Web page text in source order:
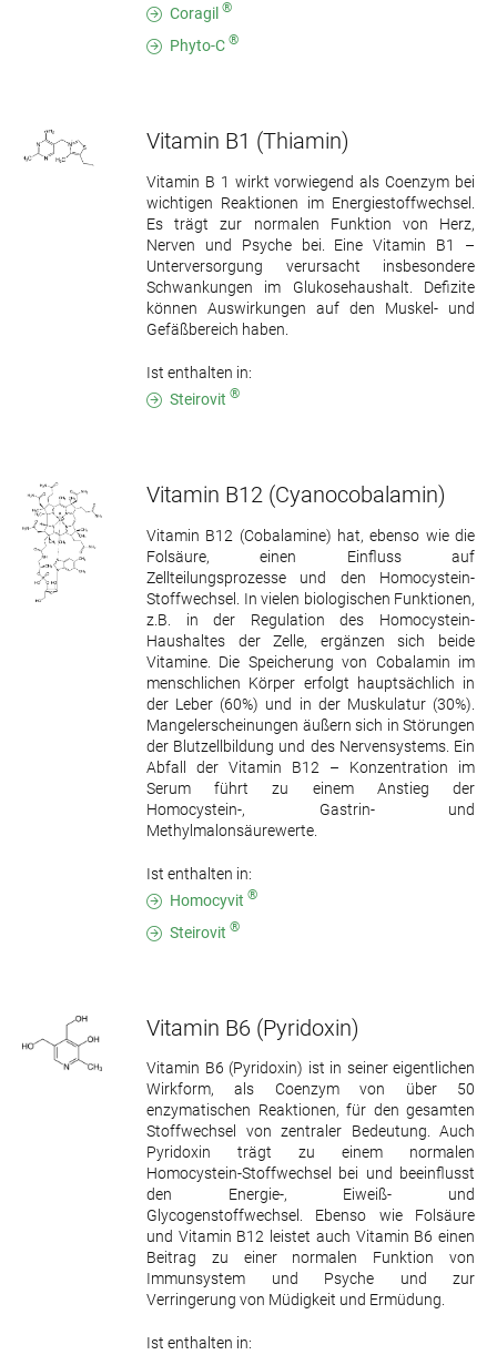
Coragil ®
Phyto-C ®
Vitamin B1 (Thiamin)
Vitamin B 1 wirkt vorwiegend als Coenzym bei
wichtigen Reaktionen im Energiestoffwechsel.
Es trägt zur normalen Funktion von Herz,
Nerven und Psyche bei. Eine Vitamin B1 –
Unterversorgung verursacht insbesondere
Schwankungen im Glukosehaushalt. Defizite
können Auswirkungen auf den Muskel- und
Gefäßbereich haben.
Ist enthalten in:
Steirovit ®
Vitamin B12 (Cyanocobalamin)
Vitamin B12 (Cobalamine) hat, ebenso wie die
Folsäure, einen Einfluss auf
Zellteilungsprozesse und den Homocystein-
Stoffwechsel. In vielen biologischen Funktionen,
z.B. in der Regulation des Homocystein-
Haushaltes der Zelle, ergänzen sich beide
Vitamine. Die Speicherung von Cobalamin im
menschlichen Körper erfolgt hauptsächlich in
der Leber (60%) und in der Muskulatur (30%).
Mangelerscheinungen äußern sich in Störungen
der Blutzellbildung und des Nervensystems. Ein
Abfall der Vitamin B12 – Konzentration im
Serum führt zu einem Anstieg der
Homocystein-, Gastrin- und
Methylmalonsäurewerte.
Ist enthalten in:
Homocyvit ®
Steirovit ®
Vitamin B6 (Pyridoxin)
Vitamin B6 (Pyridoxin) ist in seiner eigentlichen
Wirkform, als Coenzym von über 50
enzymatischen Reaktionen, für den gesamten
Stoffwechsel von zentraler Bedeutung. Auch
Pyridoxin trägt zu einem normalen
Homocystein-Stoffwechsel bei und beeinflusst
den Energie-, Eiweiß- und
Glycogenstoffwechsel. Ebenso wie Folsäure
und Vitamin B12 leistet auch Vitamin B6 einen
Beitrag zu einer normalen Funktion von
Immunsystem und Psyche und zur
Verringerung von Müdigkeit und Ermüdung.
Ist enthalten in: